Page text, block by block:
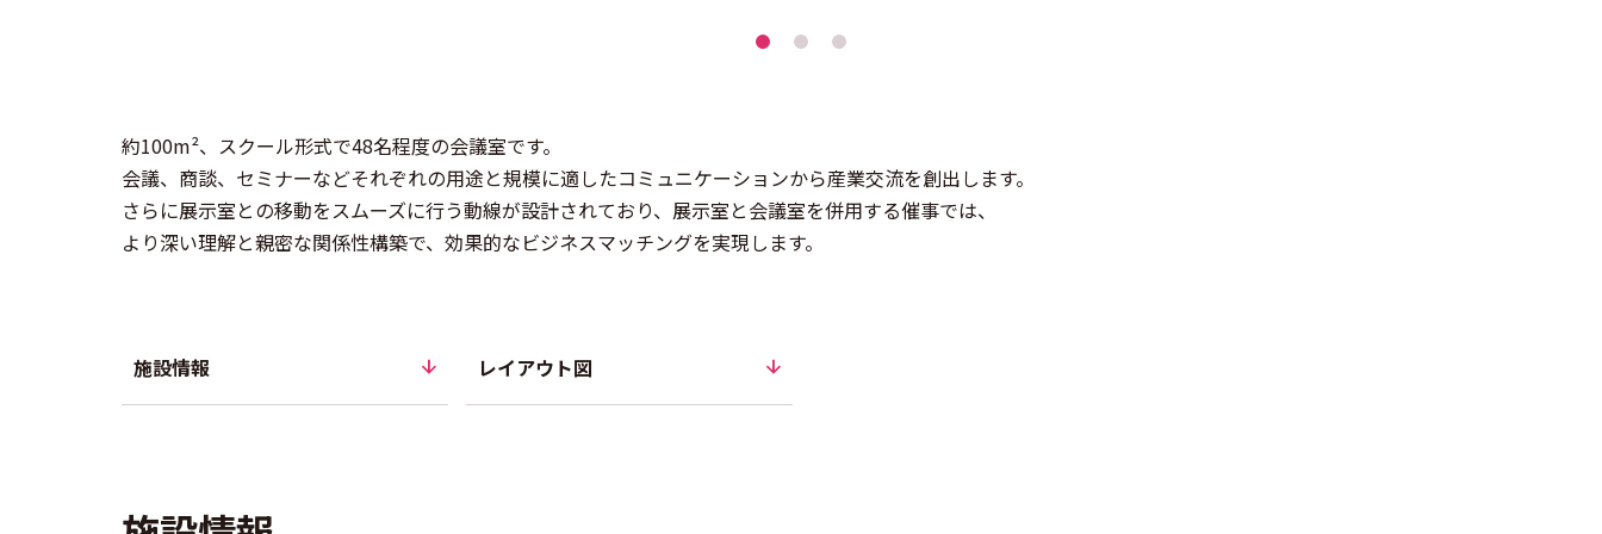
約100m²へいほうめーとる
、スクール形式で48名程度の会議室です。
会議、商談、セミナーなどそれぞれの用途と規模に適したコミュニケーションから産業交流を創出します。
さらに展示室との移動をスムーズに行う動線が設計されており、展示室と会議室を併用する催事では、
より深い理解と親密な関係性構築で、効果的なビジネスマッチングを実現します。
施設情報 レイアウト図